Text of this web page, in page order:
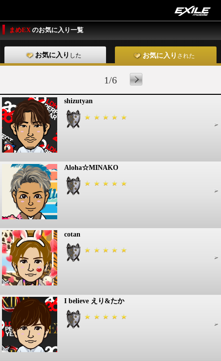
まめEX のお気に入り一覧
お気に入り した お気に入り された
1/6
shizutyan
Aloha☆MINAKO
cotan
I believe えり&たか